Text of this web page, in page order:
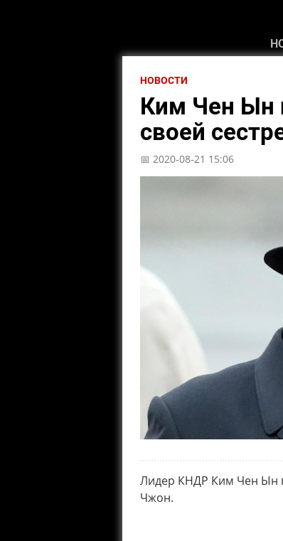
НОВОСТИ
Ким Чен Ын
своей
📅 2020-08-21 15:06
Лидер КНДР Ким Чен Ын
Чжон.